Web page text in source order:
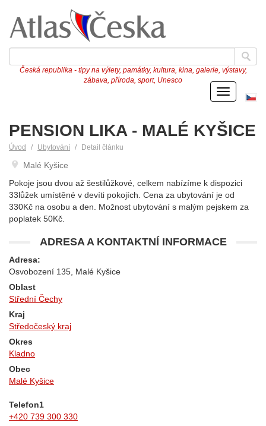
Česká republika - tipy na výlety, památky, kultura, kina, galerie, výstavy,
zábava, příroda, sport, Unesco
Menu
PENSION LIKA - MALÉ KYŠICE
Úvod Ubytování Detail článku
Malé Kyšice
Pokoje jsou dvou až šestilůžkové, celkem nabízíme k dispozici
33lůžek umístěné v devíti pokojích. Cena za ubytování je od
330Kč na osobu a den. Možnost ubytování s malým pejskem za
poplatek 50Kč.
ADRESA A KONTAKTNÍ INFORMACE
Adresa:
Osvobození 135, Malé Kyšice
Oblast
Střední Čechy
Kraj
Středočeský kraj
Okres
Kladno
Obec
Malé Kyšice
Telefon1
+420 739 300 330